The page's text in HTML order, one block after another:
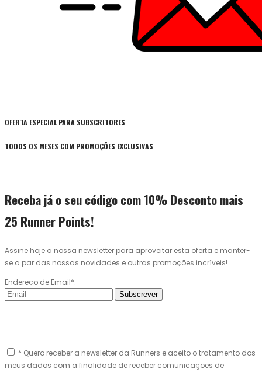
OFERTA ESPECIAL PARA SUBSCRITORES
TODOS OS MESES COM PROMOÇÕES EXCLUSIVAS
Receba já o seu código com 10% Desconto mais
25 Runner Points!
Assine hoje a nossa newsletter para aproveitar esta oferta e manter-
se a par das nossas novidades e outras promoções incríveis!
Endereço de Email*:
Subscrever
* Quero receber a newsletter da Runners e aceito o tratamento dos
meus dados com a finalidade de receber comunicações de